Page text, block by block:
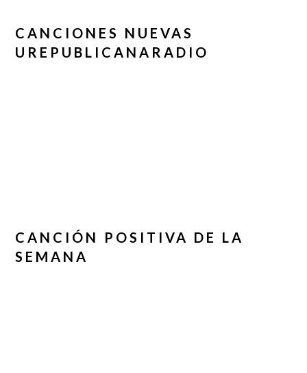
CANCIONES NUEVAS
UREPUBLICANARADIO
CANCIÓN POSITIVA DE LA
SEMANA